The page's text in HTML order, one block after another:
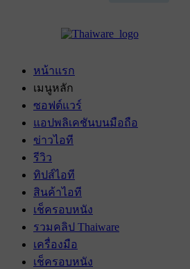
หน้าแรก
เมนูหลัก
ซอฟต์แวร์
แอปพลิเคชันบนมือถือ
ข่าวไอที
รีวิว
ทิปส์ไอที
สินค้าไอที
เช็ครอบหนัง
รวมคลิป Thaiware
เครื่องมือ
เช็ครอบหนัง